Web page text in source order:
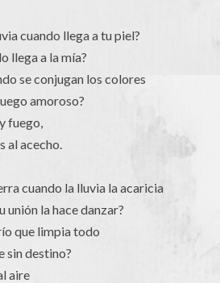
cuando llega a tu piel?
llega a la mía?
se conjugan los colores
amoroso?
fuego,
al acecho.
cuando la lluvia la acaricia
unión la hace danzar?
que limpia todo
sin destino?
aire